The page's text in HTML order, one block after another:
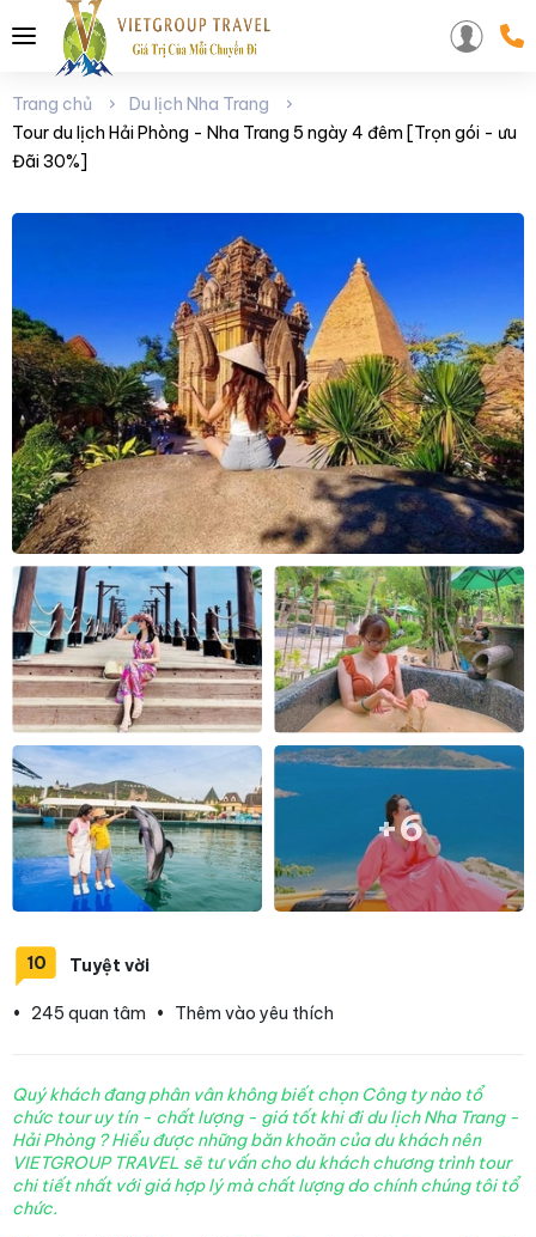
Trang chủ
Du lịch Nha Trang
Tour du lịch Hải Phòng - Nha Trang 5 ngày 4 đêm [Trọn gói - ưu
Đãi 30%]
+6
10 Tuyệt vời
• 245 quan tâm • Thêm vào yêu thích
Quý khách đang phân vân không biết chọn Công ty nào tổ
chức tour uy tín - chất lượng - giá tốt khi đi du lịch Nha Trang -
Hải Phòng ? Hiểu được những băn khoăn của du khách nên
VIETGROUP TRAVEL sẽ tư vấn cho du khách chương trình tour
chi tiết nhất với giá hợp lý mà chất lượng do chính chúng tôi tổ
chức.